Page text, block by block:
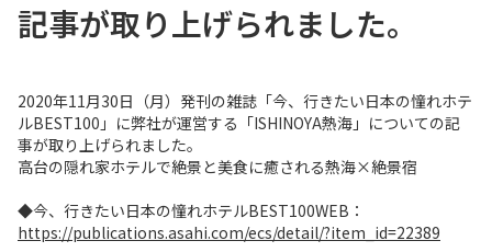
記事が取り上げられました。
2020年11月30日（月）発刊の雑誌「今、行きたい日本の憧れホテ
ルBEST100」に弊社が運営する「ISHINOYA熱海」についての記
事が取り上げられました。
高台の隠れ家ホテルで絶景と美食に癒される熱海×絶景宿
◆今、行きたい日本の憧れホテルBEST100WEB：
https://publications.asahi.com/ecs/detail/?item_id=22389